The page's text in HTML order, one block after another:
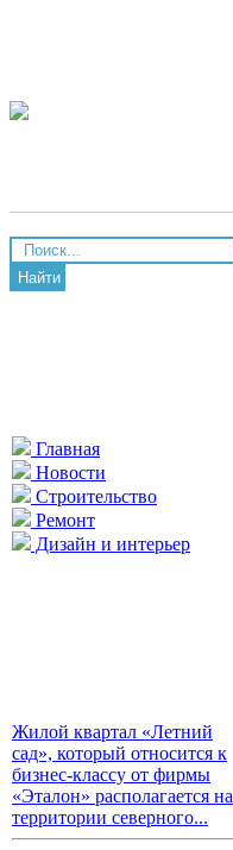
Найти
Главная
Новости
Строительство
Ремонт
Дизайн и интерьер
Жилой квартал «Летний
сад», который относится к
бизнес-классу от фирмы
«Эталон» располагается на
территории северного...